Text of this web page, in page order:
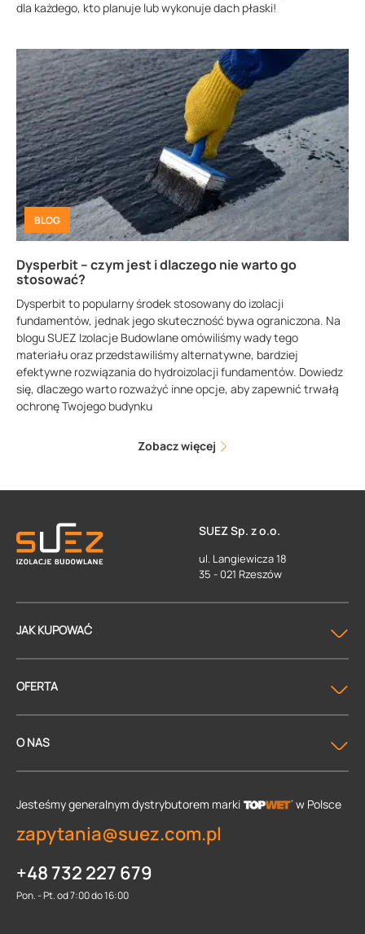
dla każdego, kto planuje lub wykonuje dach płaski!
BLOG
Dysperbit – czym jest i dlaczego nie warto go
stosować?
Dysperbit to popularny środek stosowany do izolacji
fundamentów, jednak jego skuteczność bywa ograniczona. Na
blogu SUEZ Izolacje Budowlane omówiliśmy wady tego
materiału oraz przedstawiliśmy alternatywne, bardziej
efektywne rozwiązania do hydroizolacji fundamentów. Dowiedz
się, dlaczego warto rozważyć inne opcje, aby zapewnić trwałą
ochronę Twojego budynku
Zobacz więcej
SUEZ Sp. z o.o.
ul. Langiewicza 18
35 - 021 Rzeszów
JAK KUPOWAĆ
OFERTA
O NAS
Jesteśmy generalnym dystrybutorem marki w Polsce
zapytania@suez.com.pl
+48 732 227 679
Pon. - Pt. od 7:00 do 16:00